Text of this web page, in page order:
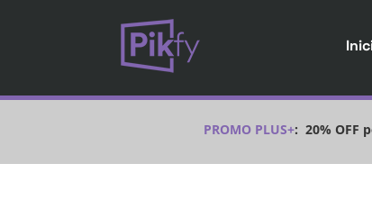
PROMO PLUS+: 20% OFF